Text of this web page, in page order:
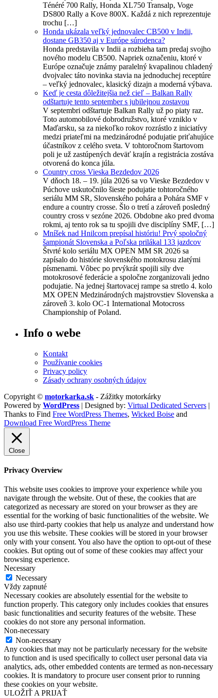
Ténéré 700 Rally, Honda XL750 Transalp, Voge
DS800 Rally a Kove 800X. Každá z nich reprezentuje
trochu […]
Honda ukázala veľký jednovalec CB500 v Indii,
dostane GB350 aj v Európe súrodenca?
Honda predstavila v Indii a rozbieha tam predaj svojho
nového modelu CB500. Napriek označeniu, ktoré v
Európe označuje známy paralelný kvapalinou chladený
dvojvalec táto novinka stavia na jednoduchej receptúre
– veľký jednovalec, klasický dizajn a moderná výbava.
Keď je cesta dôležitejšia než cieľ – Balkan Rally
odštartuje tento september s jubilejnou zostavou
V septembri odštartuje Balkan Rally už po piaty raz.
Toto automobilové dobrodružstvo, ktoré vzniklo v
Maďarsku, sa za niekoľko rokov rozrástlo z iniciatívy
medzi priateľmi na medzinárodné podujatie priťahujúce
účastníkov z celého sveta. V tohtoročnom štartovom
poli je už zastúpených deväť krajín a registrácia zostáva
otvorená do konca júla.
Country cross Vieska Bezdedov 2026
V dňoch 18. – 19. júla 2026 sa vo Vieske Bezdedov v
Púchove uskutočnilo šieste podujatie tohtoročného
seriálu MM SR, Slovenského pohára a Pohára SMF v
endure a country crosse. Šlo o tretí a zároveň posledný
country cross v sezóne 2026. Obdobne ako pred dvoma
rokmi, aj tento rok sa tu spojili dve disciplíny SMF, […]
Mníšek nad Hnilcom prepísal históriu! Prvý spoločný
šampionát Slovenska a Poľska prilákal 133 jazdcov
Štvrté kolo seriálu MX OPEN MM SR 2026 sa
zapísalo do histórie slovenského motokrosu zlatými
písmenami. Vôbec po prvýkrát spojili sily dve
motokrosové federácie a spoločne zorganizovali jedno
podujatie. Na jednej štartovacej rampe sa stretlo 4. kolo
MX OPEN Medzinárodných majstrovstiev Slovenska a
zároveň 3. kolo OC-1 International Motocross
Championship of Poland.
Info o webe
Kontakt
Používanie cookies
Privacy policy
Zásady ochrany osobných údajov
Copyright © motorkarka.sk - Zážitky motorkárky
Powered by WordPress | Designed by: Virtual Dedicated Servers |
Thanks to Find Free WordPress Themes, Wicked Boise and
Download Free WordPress Theme
Close
Privacy Overview
This website uses cookies to improve your experience while you
navigate through the website. Out of these, the cookies that are
categorized as necessary are stored on your browser as they are
essential for the working of basic functionalities of the website. We
also use third-party cookies that help us analyze and understand how
you use this website. These cookies will be stored in your browser
only with your consent. You also have the option to opt-out of these
cookies. But opting out of some of these cookies may affect your
browsing experience.
Necessary
Necessary
Vždy zapnuté
Necessary cookies are absolutely essential for the website to
function properly. This category only includes cookies that ensures
basic functionalities and security features of the website. These
cookies do not store any personal information.
Non-necessary
Non-necessary
Any cookies that may not be particularly necessary for the website
to function and is used specifically to collect user personal data via
analytics, ads, other embedded contents are termed as non-necessary
cookies. It is mandatory to procure user consent prior to running
these cookies on your website.
ULOŽIŤ A PRIJAŤ